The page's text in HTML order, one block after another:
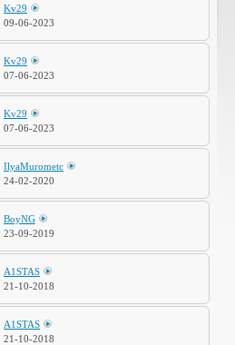
Kv29
09-06-2023
Kv29
07-06-2023
Kv29
07-06-2023
IlyaMurometc
24-02-2020
BoyNG
23-09-2019
A1STAS
21-10-2018
A1STAS
21-10-2018